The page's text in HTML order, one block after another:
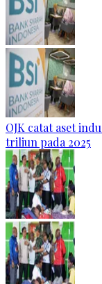
OJK catat aset
triliun pada 2025